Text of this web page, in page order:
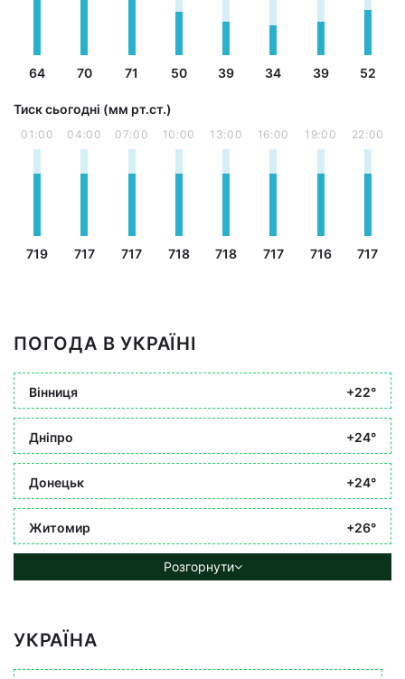
64 70 71 50 39 34 39 52
Тиск сьогодні (мм рт.ст.)
01:00
719
04:00
717
07:00
717
10:00
718
13:00
718
16:00
717
19:00
716
22:00
717
ПОГОДА В УКРАЇНІ
Вінниця +22°
Дніпро +24°
Донецьк +24°
Житомир +26°
Розгорнути
УКРАЇНА